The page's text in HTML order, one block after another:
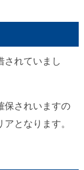
されていまし
保されいますの
となります。